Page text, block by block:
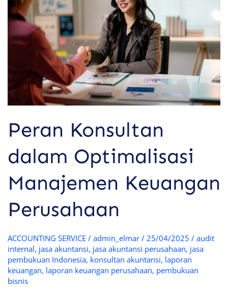
Peran Konsultan
dalam Optimalisasi
Manajemen Keuangan
Perusahaan
ACCOUNTING SERVICE/ admin_elmar / 25/04/2025 / audit
internal, jasa akuntansi, jasa akuntansi perusahaan, jasa
pembukuan Indonesia, konsultan akuntansi, laporan
keuangan, laporan keuangan perusahaan, pembukuan
bisnis
Optimalisasi
Manajemen
Keuangan
Perusahaan